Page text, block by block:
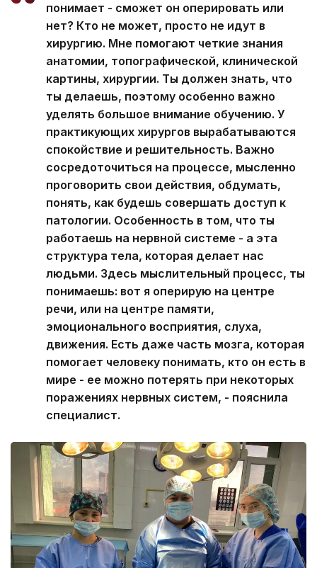
понимает - сможет он оперировать или
нет? Кто не может, просто не идут в
хирургию. Мне помогают четкие знания
анатомии, топографической, клинической
картины, хирургии. Ты должен знать, что
ты делаешь, поэтому особенно важно
уделять большое внимание обучению. У
практикующих хирургов вырабатываются
спокойствие и решительность. Важно
сосредоточиться на процессе, мысленно
проговорить свои действия, обдумать,
понять, как будешь совершать доступ к
патологии. Особенность в том, что ты
работаешь на нервной системе - а эта
структура тела, которая делает нас
людьми. Здесь мыслительный процесс, ты
понимаешь: вот я оперирую на центре
речи, или на центре памяти,
эмоционального восприятия, слуха,
движения. Есть даже часть мозга, которая
помогает человеку понимать, кто он есть в
мире - ее можно потерять при некоторых
поражениях нервных систем, - пояснила
специалист.